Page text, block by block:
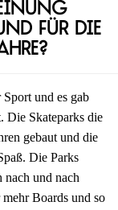
für die
und es gab
Die Skateparks die
gebaut und die
Die Parks
nach und nach
Boards und so